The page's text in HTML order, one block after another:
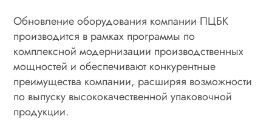
Обновление оборудования компании ПЦБК
производится в рамках программы по
комплексной модернизации производственных
мощностей и обеспечивают конкурентные
преимущества компании, расширяя возможности
по выпуску высококачественной упаковочной
продукции.